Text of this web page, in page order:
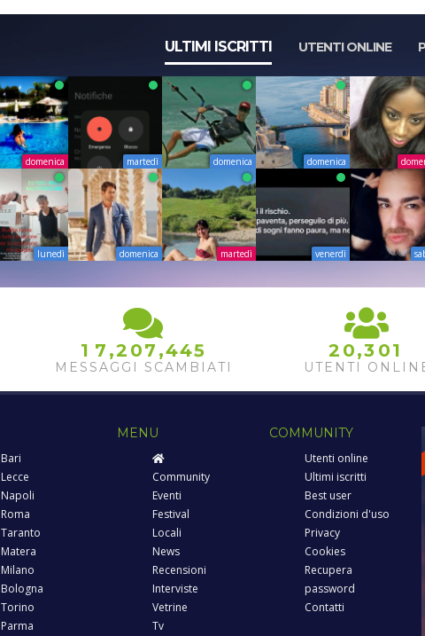
ULTIMI ISCRITTI UTENTI ONLINE
domenica martedì domenica domenica
lunedì domenica martedì venerdì
1 7 ,2 07 ,445
MESSAGGI SCAMBIATI
2 0,3 01
UTENTI
Bari
Lecce
Napoli
Roma
Taranto
Matera
Milano
Bologna
Torino
Parma
MENU
Community
Eventi
Festival
Locali
News
Recensioni
Interviste
Vetrine
Tv
COMMUNITY
Utenti online
Ultimi iscritti
Best user
Condizioni d'uso
Privacy
Cookies
Recupera
password
Contatti